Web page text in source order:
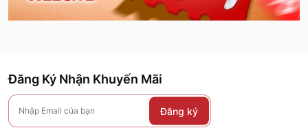
Đăng Ký Nhận Khuyến Mãi
Đăng ký